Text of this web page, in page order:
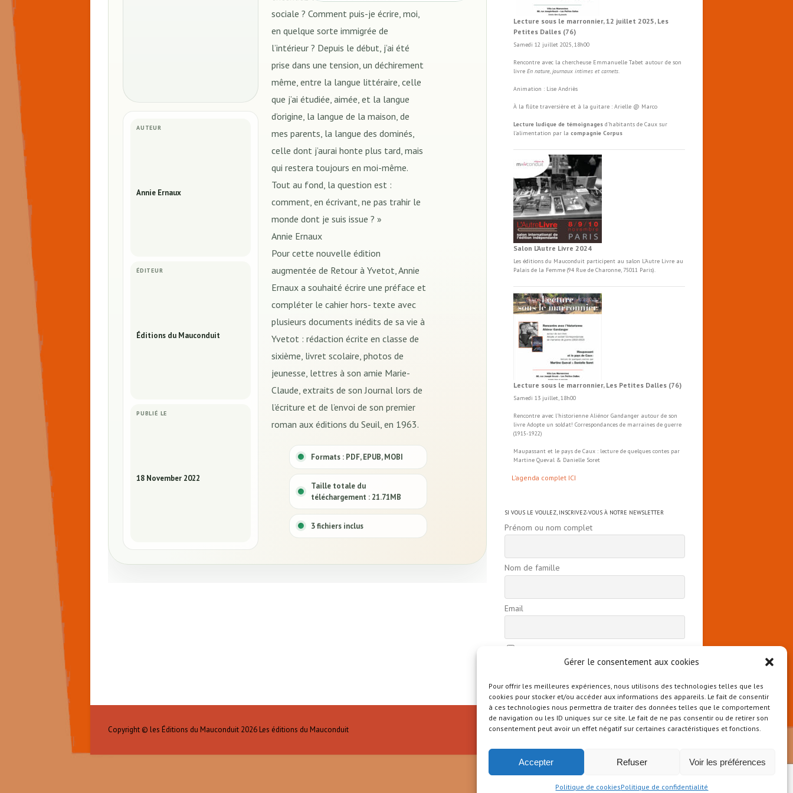
Gérer le consentement aux cookies
Pour offrir les meilleures expériences, nous utilisons des technologies telles que les
cookies pour stocker et/ou accéder aux informations des appareils. Le fait de consentir
à ces technologies nous permettra de traiter des données telles que le comportement
de navigation ou les ID uniques sur ce site. Le fait de ne pas consentir ou de retirer son
consentement peut avoir un effet négatif sur certaines caractéristiques et fonctions.
Accepter Refuser Voir les préférences
Politique de cookiesPolitique de confidentialité
AUTEUR
Annie Ernaux
ÉDITEUR
Éditions du Mauconduit
PUBLIÉ LE
18 November 2022
sociale ? Comment puis-je écrire, moi,
en quelque sorte immigrée de
l’intérieur ? Depuis le début, j’ai été
prise dans une tension, un déchirement
même, entre la langue littéraire, celle
que j’ai étudiée, aimée, et la langue
d’origine, la langue de la maison, de
mes parents, la langue des dominés,
celle dont j’aurai honte plus tard, mais
qui restera toujours en moi-même.
Tout au fond, la question est :
comment, en écrivant, ne pas trahir le
monde dont je suis issue ? »
Annie Ernaux
Pour cette nouvelle édition
augmentée de Retour à Yvetot, Annie
Ernaux a souhaité écrire une préface et
compléter le cahier hors- texte avec
plusieurs documents inédits de sa vie à
Yvetot : rédaction écrite en classe de
sixième, livret scolaire, photos de
jeunesse, lettres à son amie Marie-
Claude, extraits de son Journal lors de
l’écriture et de l’envoi de son premier
roman aux éditions du Seuil, en 1963.
Formats : PDF, EPUB, MOBI
Taille totale du
téléchargement : 21.71MB
3 fichiers inclus
Lecture sous le marronnier, 12 juillet 2025, Les
Petites Dalles (76)
Samedi 12 juillet 2025, 18h00
Rencontre avec la chercheuse Emmanuelle Tabet autour de son
livreEn nature, journaux intimes et carnets.
Animation : Lise Andriès
À la flûte traversière et à la guitare : Arielle @ Marco
Lecture ludique de témoignages d'habitants de Caux sur
l'alimentation par lacompagnie Corpus
Salon L’Autre Livre 2024
Les éditions du Mauconduit participent au salon L'Autre Livre au
Palais de la Femme (94 Rue de Charonne, 75011 Paris).
Lecture sous le marronnier, Les Petites Dalles (76)
Samedi 13 juillet, 18h00
Rencontre avec l'historienne Aliénor Gandanger autour de son
livre Adopte un soldat! Correspondances de marraines de guerre
(1915-1922)
Maupassant et le pays de Caux : lecture de quelques contes par
Martine Queval & Danielle Soret
L'agenda complet ICI
SI VOUS LE VOULEZ, INSCRIVEZ-VOUS À NOTRE NEWSLETTER
Prénom ou nom complet
Nom de famille
Email
Copyright © les Éditions du Mauconduit 2026Les éditions du Mauconduit